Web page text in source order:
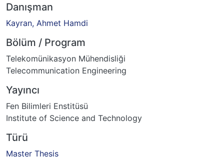
Danışman
Kayran, Ahmet Hamdi
Bölüm / Program
Telekomünikasyon Mühendisliği
Telecommunication Engineering
Yayıncı
Fen Bilimleri Enstitüsü
Institute of Science and Technology
Türü
Master Thesis